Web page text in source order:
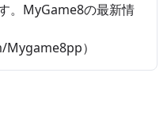
。MyGame8の最新情
）